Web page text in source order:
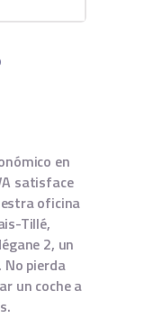
en
satisface
oficina
Tillé,
2, un
No pierda
un coche a